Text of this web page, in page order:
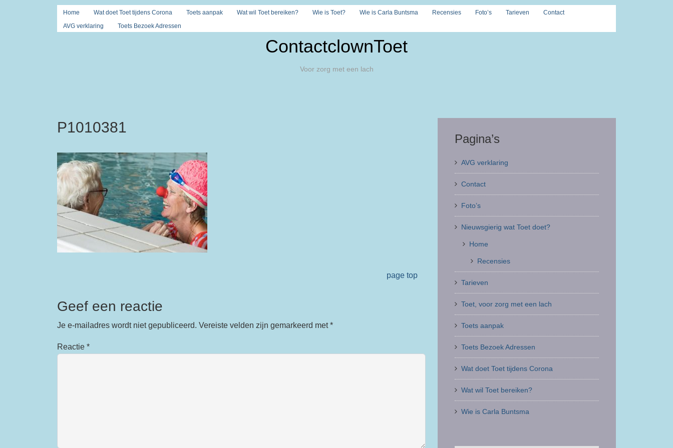
Home Wat doet Toet tijdens Corona Toets aanpak Wat wil Toet bereiken? Wie is Toet? Wie is Carla Buntsma Recensies Foto’s Tarieven
Contact
AVG verklaring
Toets Bezoek Adressen
ContactclownToet
Voor zorg met een lach
P1010381
page top
Geef een reactie
Je e-mailadres wordt niet gepubliceerd. Vereiste velden zijn gemarkeerd met*
Reactie *
Pagina’s
AVG verklaring
Contact
Foto’s
Nieuwsgierig wat Toet doet?
Home
Recensies
Tarieven
Toet, voor zorg met een lach
Toets aanpak
Toets Bezoek Adressen
Wat doet Toet tijdens Corona
Wat wil Toet bereiken?
Wie is Carla Buntsma